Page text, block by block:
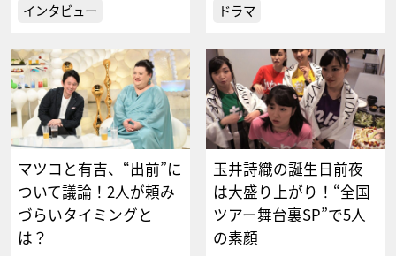
インタビュー ドラマ
マツコと有吉、“出前”に
ついて議論！2人が頼み
づらいタイミングと
は？
玉井詩織の誕生日前夜
は大盛り上がり！“全国
ツアー舞台裏SP”で5人
の素顔